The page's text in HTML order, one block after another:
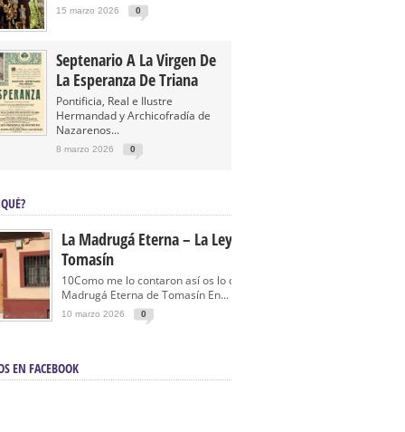
15 marzo 2026 0
Septenario A La Virgen De
La Esperanza De Triana
Pontificia, Real e Ilustre
Hermandad y Archicofradía de
Nazarenos...
8 marzo 2026 0
La Madrugá Eterna – La Leyenda De
Tomasín
10Como me lo contaron así os lo cuento… La
Madrugá Eterna de Tomasín En...
10 marzo 2026 0
EN FACEBOOK